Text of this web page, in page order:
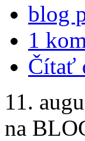
blog
1
Čítať
11.
na